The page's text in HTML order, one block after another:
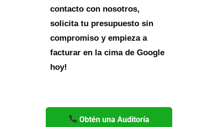
contacto con nosotros,
solicita tu presupuesto sin
compromiso y empieza a
facturar en la cima de Google
hoy!
Obtén una Auditoría